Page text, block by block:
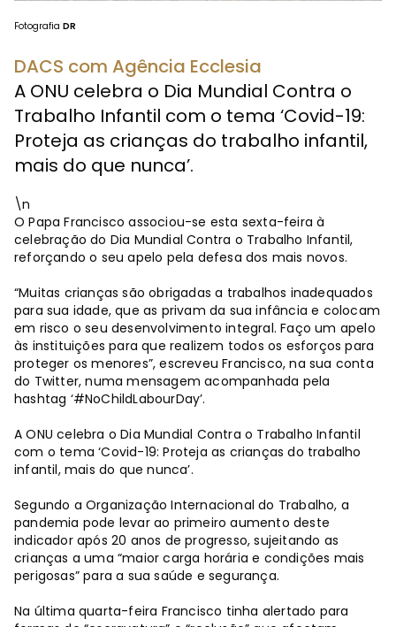
Fotografia DR
DACS com Agência Ecclesia
A ONU celebra o Dia Mundial Contra o
Trabalho Infantil com o tema ‘Covid-19:
Proteja as crianças do trabalho infantil,
mais do que nunca’.
\n
O Papa Francisco associou-se esta sexta-feira à
celebração do Dia Mundial Contra o Trabalho Infantil,
reforçando o seu apelo pela defesa dos mais novos.
“Muitas crianças são obrigadas a trabalhos inadequados
para sua idade, que as privam da sua infância e colocam
em risco o seu desenvolvimento integral. Faço um apelo
às instituições para que realizem todos os esforços para
proteger os menores”, escreveu Francisco, na sua conta
do Twitter, numa mensagem acompanhada pela
hashtag ‘#NoChildLabourDay’.
A ONU celebra o Dia Mundial Contra o Trabalho Infantil
com o tema ‘Covid-19: Proteja as crianças do trabalho
infantil, mais do que nunca’.
Segundo a Organização Internacional do Trabalho, a
pandemia pode levar ao primeiro aumento deste
indicador após 20 anos de progresso, sujeitando as
crianças a uma “maior carga horária e condições mais
perigosas” para a sua saúde e segurança.
Na última quarta-feira Francisco tinha alertado para